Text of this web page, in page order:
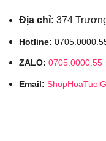
Địa chỉ: 374
Hotline:
ZALO: 0705.0000.55
Email: